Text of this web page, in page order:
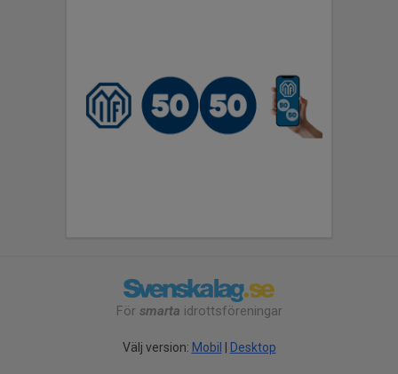
För smarta idrottsföreningar
Välj version: Mobil Desktop